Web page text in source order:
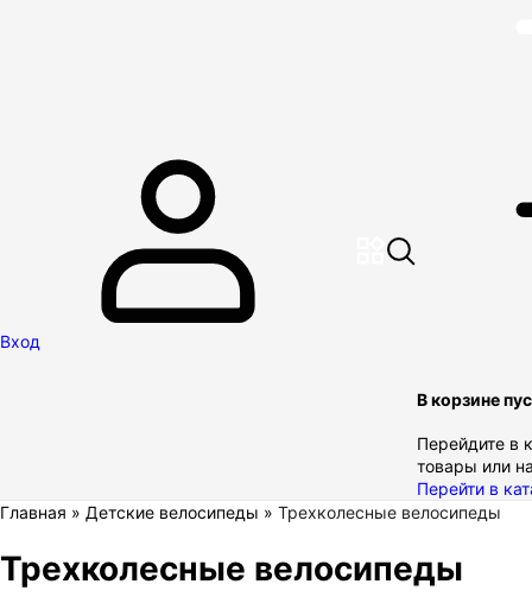
Вход
В корзине
Перейдите в
товары или
Перейти в
Главная » Детские велосипеды » Трехколесные велосипеды
Трехколесные велосипеды